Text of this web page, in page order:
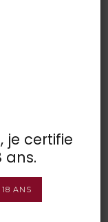
je certifie
ans.
ANS